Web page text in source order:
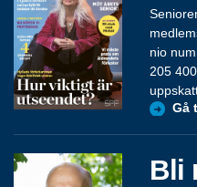
nio
205
Gå
Bli